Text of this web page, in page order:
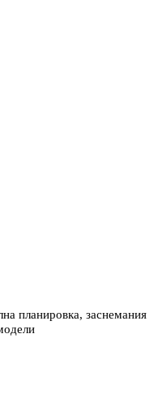
планировка, заснемания